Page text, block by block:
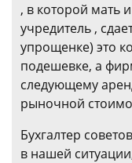
, в которой мать
учредитель ,
упрощенке) это
подешевке, а
следующему
рыночной
Бухгалтер
в нашей